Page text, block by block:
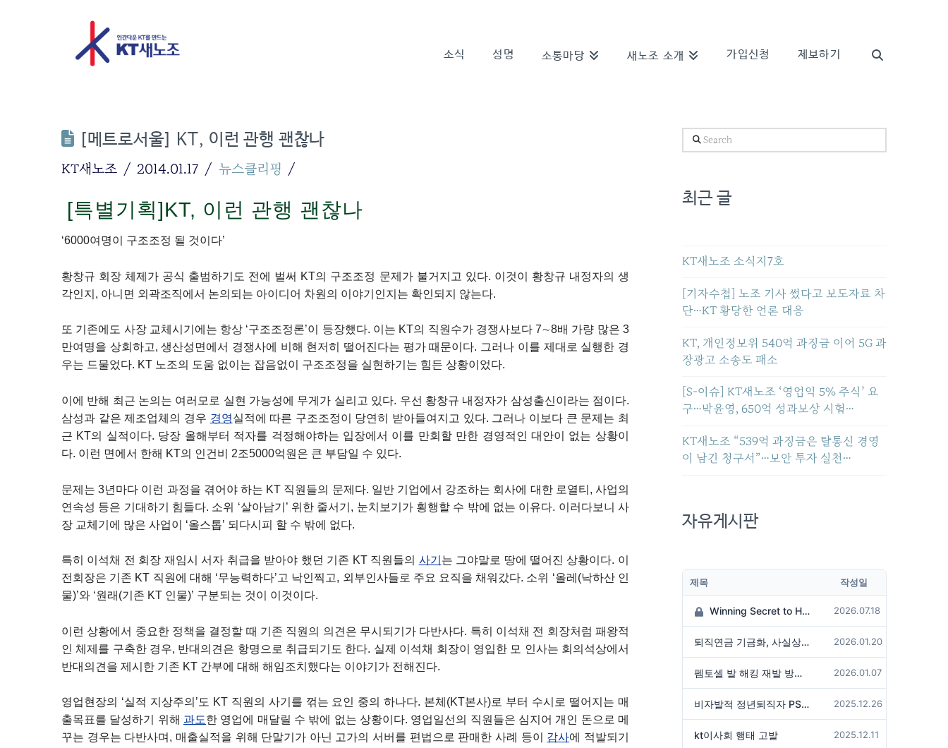
소식 성명 소통마당 새노조 소개 가입신청 제보하기
[메트로서울] KT, 이런 관행 괜찮나
KT새노조 2014.01.17 뉴스클리핑
[특별기획]KT, 이런 관행 괜찮나
‘6000여명이 구조조정 될 것이다’
황창규 회장 체제가 공식 출범하기도 전에 벌써 KT의 구조조정 문제가 불거지고 있다. 이것이 황창규 내정자의 생
각인지, 아니면 외곽조직에서 논의되는 아이디어 차원의 이야기인지는 확인되지 않는다.
또 기존에도 사장 교체시기에는 항상 ‘구조조정론’이 등장했다. 이는 KT의 직원수가 경쟁사보다 7∼8배 가량 많은 3
만여명을 상회하고, 생산성면에서 경쟁사에 비해 현저히 떨어진다는 평가 때문이다. 그러나 이를 제대로 실행한 경
우는 드물었다. KT 노조의 도움 없이는 잡음없이 구조조정을 실현하기는 힘든 상황이었다.
이에 반해 최근 논의는 여러모로 실현 가능성에 무게가 실리고 있다. 우선 황창규 내정자가 삼성출신이라는 점이다.
삼성과 같은 제조업체의 경우 경영실적에 따른 구조조정이 당연히 받아들여지고 있다. 그러나 이보다 큰 문제는 최
근 KT의 실적이다. 당장 올해부터 적자를 걱정해야하는 입장에서 이를 만회할 만한 경영적인 대안이 없는 상황이
다. 이런 면에서 한해 KT의 인건비 2조5000억원은 큰 부담일 수 있다.
문제는 3년마다 이런 과정을 겪어야 하는 KT 직원들의 문제다. 일반 기업에서 강조하는 회사에 대한 로열티, 사업의
연속성 등은 기대하기 힘들다. 소위 ‘살아남기’ 위한 줄서기, 눈치보기가 횡행할 수 밖에 없는 이유다. 이러다보니 사
장 교체기에 많은 사업이 ‘올스톱’ 되다시피 할 수 밖에 없다.
특히 이석채 전 회장 재임시 서자 취급을 받아야 했던 기존 KT 직원들의 사기 는 그야말로 땅에 떨어진 상황이다. 이
전회장은 기존 KT 직원에 대해 ‘무능력하다’고 낙인찍고, 외부인사들로 주요 요직을 채워갔다. 소위 ‘올레(낙하산 인
물)’와 ‘원래(기존 KT 인물)’ 구분되는 것이 이것이다.
이런 상황에서 중요한 정책을 결정할 때 기존 직원의 의견은 무시되기가 다반사다. 특히 이석채 전 회장처럼 패왕적
인 체제를 구축한 경우, 반대의견은 항명으로 취급되기도 한다. 실제 이석채 회장이 영입한 모 인사는 회의석상에서
반대의견을 제시한 기존 KT 간부에 대해 해임조치했다는 이야기가 전해진다.
영업현장의 ‘실적 지상주의’도 KT 직원의 사기를 꺾는 요인 중의 하나다. 본체(KT본사)로 부터 수시로 떨어지는 매
출목표를 달성하기 위해 과도한 영업에 매달릴 수 밖에 없는 상황이다. 영업일선의 직원들은 심지어 개인 돈으로 메
꾸는 경우는 다반사며, 매출실적을 위해 단말기가 아닌 고가의 서버를 편법으로 판매한 사례 등이 감사에 적발되기
Search
최근 글
KT새노조 소식지7호
[기자수첩] 노조 기사 썼다고 보도자료 차
단…KT 황당한 언론 대응
KT, 개인정보위 540억 과징금 이어 5G 과
장광고 소송도 패소
[S-이슈] KT새노조 ‘영업익 5% 주식’ 요
구…박윤영, 650억 성과보상 시험…
KT새노조 “539억 과징금은 탈통신 경영
이 남긴 청구서”…보안 투자 실천…
자유게시판
제목 작성일
Winning Secret to Hit the Jackpot! 2026.07.18
퇴직연금 기금화, 사실상 국가가 관리하겠다는 것인가? 2026.01.20
펨토셀 발 해킹 재발 방지 위해서는 2026.01.07
비자발적 정년퇴직자 PS성과급 미지급은 임금체불 아닌가? 2025.12.26
kt이사회 행태 고발 2025.12.11